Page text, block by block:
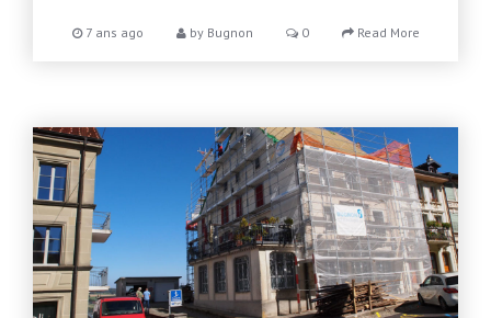
7 ans ago by Bugnon 0 Read More